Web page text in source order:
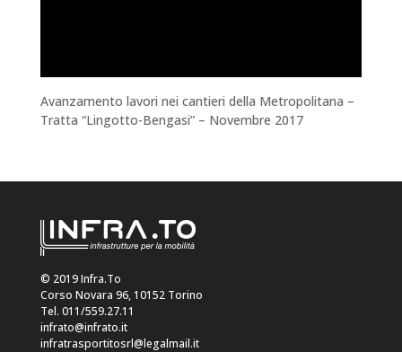
Avanzamento lavori nei cantieri della Metropolitana –
Tratta “Lingotto-Bengasi” – Novembre 2017
© 2019 Infra.To
Corso Novara 96, 10152 Torino
Tel. 011/559.27.11
infrato@infrato.it
infratrasportitosrl@legalmail.it